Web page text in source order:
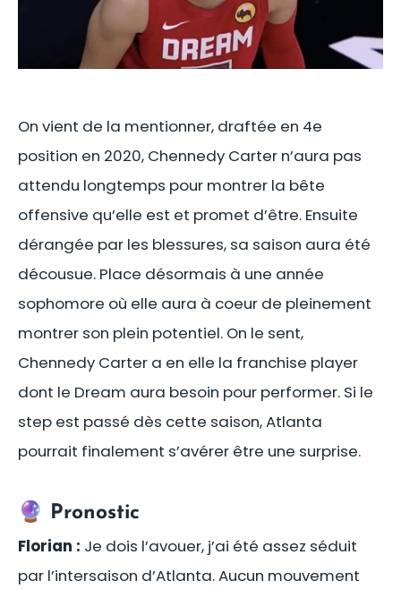
On vient de la mentionner, draftée en 4e
position en 2020, Chennedy Carter n’aura pas
attendu longtemps pour montrer la bête
offensive qu’elle est et promet d’être. Ensuite
dérangée par les blessures, sa saison aura été
décousue. Place désormais à une année
sophomore où elle aura à coeur de pleinement
montrer son plein potentiel. On le sent,
Chennedy Carter a en elle la franchise player
dont le Dream aura besoin pour performer. Si le
step est passé dès cette saison, Atlanta
pourrait finalement s’avérer être une surprise.
🔮 Pronostic
Florian : Je dois l’avouer, j’ai été assez séduit
par l’intersaison d’Atlanta. Aucun mouvement